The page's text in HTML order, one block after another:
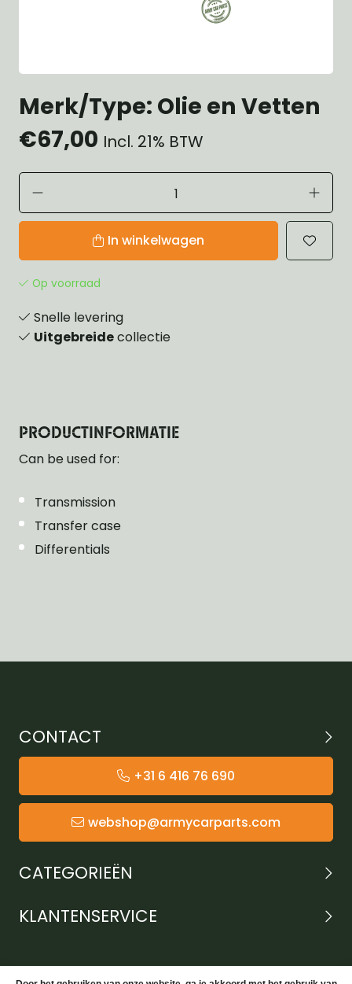
Merk/Type: Olie en Vetten
€67,00 Incl. 21% BTW
In winkelwagen
Op voorraad
Snelle levering
Uitgebreidecollectie
PRODUCTINFORMATIE
Can be used for:
Transmission
Transfer case
Differentials
CONTACT
+31 6 416 76 690
webshop@armycarparts.com
CATEGORIEËN
KLANTENSERVICE